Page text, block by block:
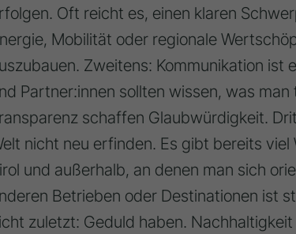
Oft reicht es, einen klaren
Mobilität oder regionale
Zweitens: Kommunikation
Partner:innen sollten wissen, was
schaffen Glaubwürdigkeit.
nicht neu erfinden. Es gibt bereits
und außerhalb, an denen man sich
Betrieben oder Destinationen ist
zuletzt: Geduld haben.